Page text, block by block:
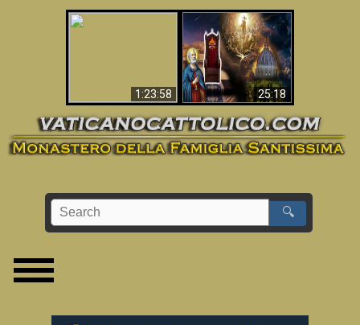
1:23:58 25:18
La Bibbia ha previsto
70 anni senza Papa?
🔍